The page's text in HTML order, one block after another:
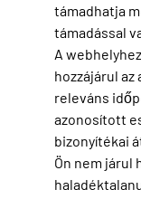
támadhatja
támadással
A
hozzájárul
releváns
azonosított
bizonyítékai
Ön nem járul